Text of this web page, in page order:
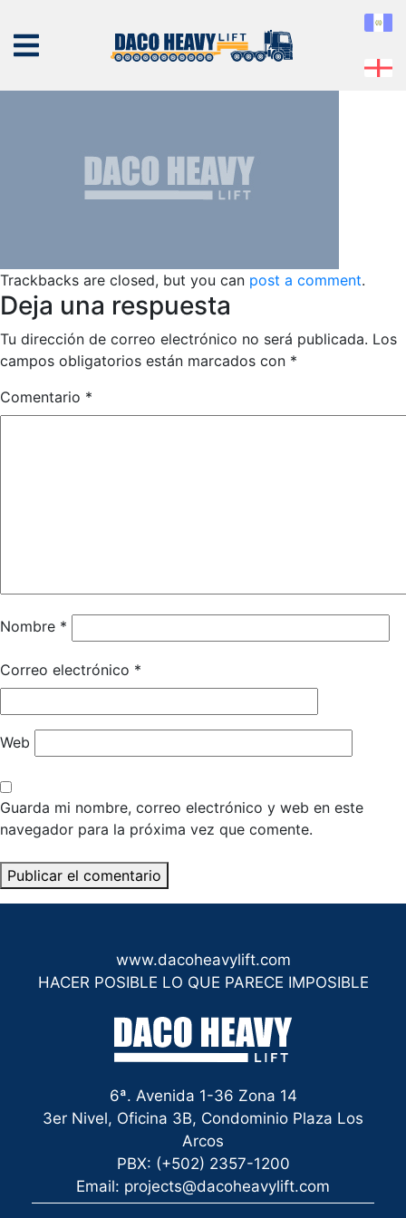
NOSOTROS
PROYECTOS
CONTÁCTENOS
Published 30 de April de 2019at374 × 203
Trackbacks are closed, but you can post a comment.
Deja una respuesta
Tu dirección de correo electrónico no será publicada. Los
campos obligatorios están marcados con *
Comentario *
Nombre *
Correo electrónico *
Web
Guarda mi nombre, correo electrónico y web en este
navegador para la próxima vez que comente.
www.dacoheavylift.com
HACER POSIBLE LO QUE PARECE IMPOSIBLE
6ª. Avenida 1-36 Zona 14
3er Nivel, Oficina 3B, Condominio Plaza Los
Arcos
PBX: (+502) 2357-1200
Email: projects@dacoheavylift.com